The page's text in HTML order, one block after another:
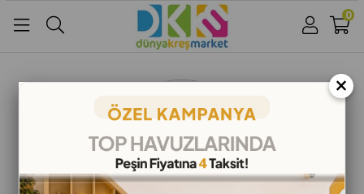
Google İle Bağlan
0
×